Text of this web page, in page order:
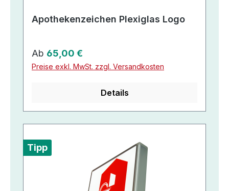
Apothekenzeichen Plexiglas Logo
Regulärer Preis:
Ab 65,00 €
Preise exkl. MwSt. zzgl. Versandkosten
Details
Tipp